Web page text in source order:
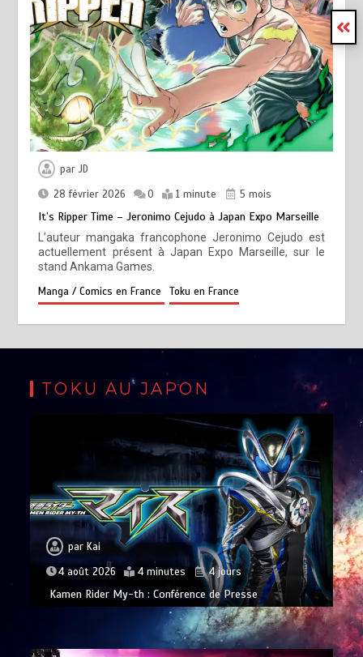
parJD
28 février 2026
0 1 minute 5 mois
It’s Ripper Time – Jeronimo Cejudo à Japan Expo Marseille
L’auteur mangaka francophone Jeronimo Cejudo est
actuellement présent à Japan Expo Marseille, sur le
stand Ankama Games.
Manga / Comics en France
Toku en France
TOKU AU JAPON
par Kai
4 août 2026
4 minutes 4 jours
Kamen Rider My-th : Conférence de Presse